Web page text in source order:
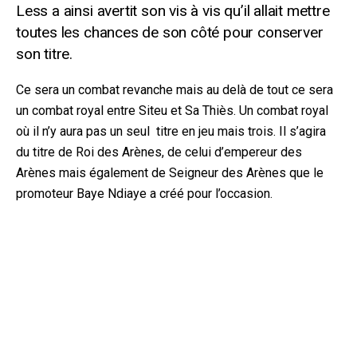
Less a ainsi avertit son vis à vis qu’il allait mettre
toutes les chances de son côté pour conserver
son titre.
Ce sera un combat revanche mais au delà de tout ce sera
un combat royal entre Siteu et Sa Thiès. Un combat royal
où il n’y aura pas un seul
titre en jeu mais trois. Il s’agira
du titre de Roi des Arènes, de celui d’empereur des
Arènes mais également de Seigneur des Arènes que le
promoteur Baye Ndiaye a créé pour l’occasion.